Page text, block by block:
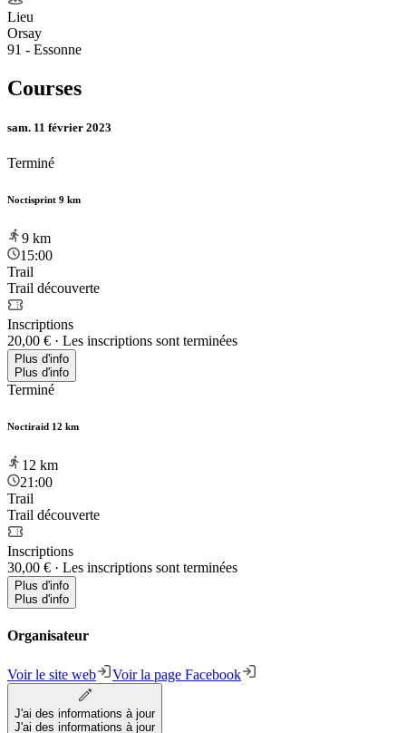
Lieu
Orsay
91 - Essonne
Courses
sam. 11 février 2023
Terminé
Noctisprint 9 km
9 km
15:00
Trail
Trail découverte
Inscriptions
20,00 € · Les inscriptions sont terminées
Plus d'info
Plus d'info
Terminé
Noctiraid 12 km
12 km
21:00
Trail
Trail découverte
Inscriptions
30,00 € · Les inscriptions sont terminées
Plus d'info
Plus d'info
Organisateur
Voir le site web Voir la page Facebook
J'ai des informations à jour
J'ai des informations à jour